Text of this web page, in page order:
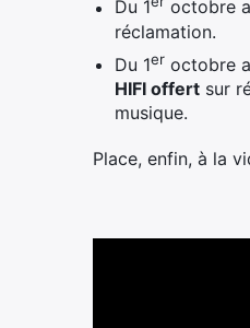
Du 1 octobre
réclamation.
Du 1er octobre
HIFI offert sur
musique.
Place, enfin, à la